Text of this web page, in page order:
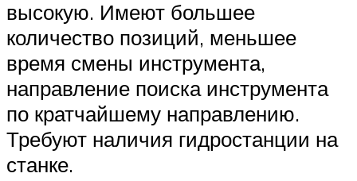
высокую. Имеют большее
количество позиций, меньшее
время смены инструмента,
направление поиска инструмента
по кратчайшему направлению.
Требуют наличия гидростанции на
станке.